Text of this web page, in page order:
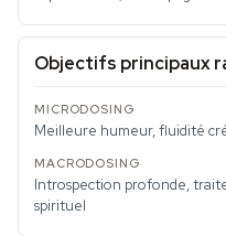
Objectifs principaux
Meilleure humeur, fluidité
Introspection profonde,
spirituel